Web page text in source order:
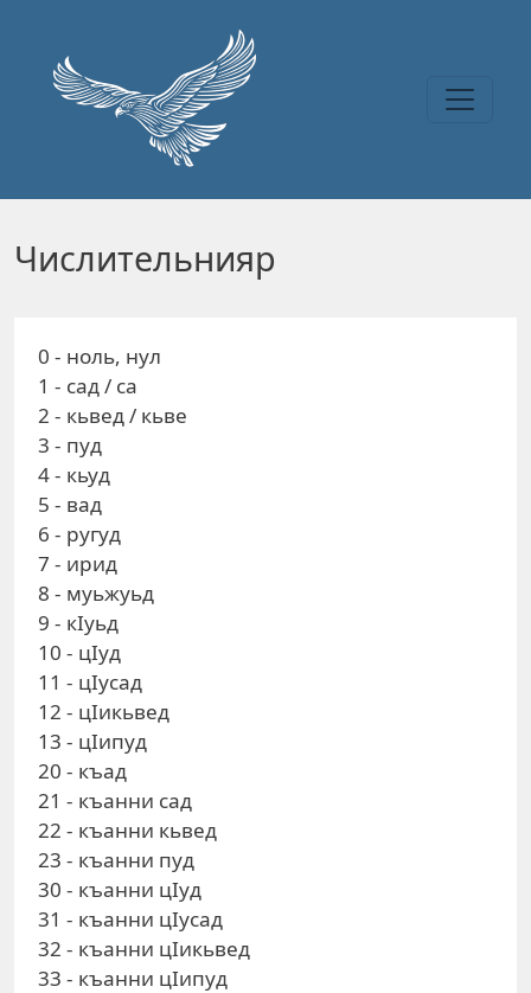
Числительнияр
0 - ноль, нул
1 - сад / са
2 - кьвед / кьве
3 - пуд
4 - кьуд
5 - вад
6 - ругуд
7 - ирид
8 - муьжуьд
9 - кIуьд
10 - цIуд
11 - цIусад
12 - цIикьвед
13 - цIипуд
20 - къад
21 - къанни сад
22 - къанни кьвед
23 - къанни пуд
30 - къанни цIуд
31 - къанни цIусад
32 - къанни цIикьвед
33 - къанни цIипуд